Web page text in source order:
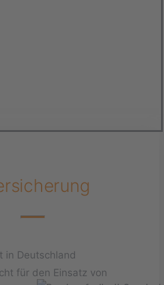
in Deutschland
für den Einsatz von